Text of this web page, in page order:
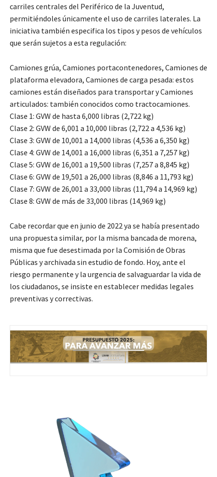
carriles centrales del Periférico de la Juventud,
permitiéndoles únicamente el uso de carriles laterales. La
iniciativa también especifica los tipos y pesos de vehículos
que serán sujetos a esta regulación:
Camiones grúa, Camiones portacontenedores, Camiones de
plataforma elevadora, Camiones de carga pesada: estos
camiones están diseñados para transportar y Camiones
articulados: también conocidos como tractocamiones.
Clase 1: GVW de hasta 6,000 libras (2,722 kg)
Clase 2: GVW de 6,001 a 10,000 libras (2,722 a 4,536 kg)
Clase 3: GVW de 10,001 a 14,000 libras (4,536 a 6,350 kg)
Clase 4: GVW de 14,001 a 16,000 libras (6,351 a 7,257 kg)
Clase 5: GVW de 16,001 a 19,500 libras (7,257 a 8,845 kg)
Clase 6: GVW de 19,501 a 26,000 libras (8,846 a 11,793 kg)
Clase 7: GVW de 26,001 a 33,000 libras (11,794 a 14,969 kg)
Clase 8: GVW de más de 33,000 libras (14,969 kg)
Cabe recordar que en junio de 2022 ya se había presentado
una propuesta similar, por la misma bancada de morena,
misma que fue desestimada por la Comisión de Obras
Públicas y archivada sin estudio de fondo. Hoy, ante el
riesgo permanente y la urgencia de salvaguardar la vida de
los ciudadanos, se insiste en establecer medidas legales
preventivas y correctivas.